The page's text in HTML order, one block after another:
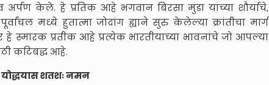
केले. हे प्रतिक आहे भगवान बिरसा मुंडा यांच्या शौर्याचे,
मध्ये हुतात्मा जोदांग ह्याने सुरु केलेल्या क्रांतीचा मार्ग
स्मारक प्रतीक आहे प्रत्येक भारतीयाच्या भावनांचे जो आपल्या
कटिबद्ध आहे.
योद्धयास शतशः नमन